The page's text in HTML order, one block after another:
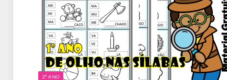
2º ANO